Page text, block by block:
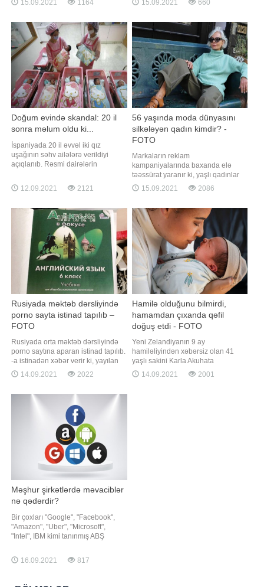
ki, bu barədə yazır. Belə ki, həmin
Ned Flanders personajının şərəfnə
adlandırılıb
15.09.2021 1164
məlumatına görə, o bildirib ki,
edəcəyi qərar tək ABŞ-a yox,
ümumilikdə bütün dünyaya təsir
qoyacaq. "Bilirsiniz ki, ötən il
seçkilərd
15.09.2021 660
Doğum evində skandal: 20 il
sonra məlum oldu ki...
İspaniyada 20 il əvvəl iki qız
uşağının səhv ailələrə verildiyi
açıqlanıb. Rəsmi dairələrin
bölgəsində baş verib. Açıqlamaya
görə, hadisə tibb işçilərinin
Bildirilir ki, uşaqlar 5 saat fərqlə
dünyaya gəlib. Onlar zəif olduğu
üçün xüsus
12.09.2021 2121
56 yaşında moda dünyasını
silkələyən qadın kimdir? -
FOTO
Markaların reklam
kampaniyalarında baxanda elə
təəssürat yaranır ki, yaşlı qadınlar
bazardan kənarlaşdırılıb və bu
dünyada onlara yer yoxdur. Uzun
dünyasında yaş kriteriyaları və
gənclik kultu hökm sürürdü. Sosial
şəbəkələrin yaranması ilə
xoşbəxtlikdən standartlar dəyişməy
15.09.2021 2086
Rusiyada məktəb dərsliyində
porno sayta istinad tapılıb –
FOTO
Rusiyada orta məktəb dərsliyində
porno saytına aparan istinad tapılıb.
-a istinadən xəbər verir ki, yayılan
məlumatlara görə, neqativ hal
altıncı sinif ingilis dili üzrə test
Həmçinin, eyni səhifədə porno
aktrisasının vizit kartı da əks olunub.
Müvafiq qurumları
14.09.2021 2022
Hamilə olduğunu bilmirdi,
hamamdan çıxanda qəfil
doğuş etdi - FOTO
Yeni Zelandiyanın 9 ay
hamiləliyindən xəbərsiz olan 41
yaşlı sakini Karla Akuhata
gözlənimədən yataq otağında uşaq
dünyaya gətirib. BİG.AZ xəbər verir
14.09.2021 2001
Məşhur şirkətlərdə məvaciblər
nə qədərdir?
Bir çoxları "Google", "Facebook",
"Amazon", "Uber", "Microsoft",
"Intel", IBM kimi tanınmış ABŞ
Cari ilin ilk yarısında texnoloji
nəhənglər 80 min nəfərdən çox
görəsən onlar
16.09.2021 817